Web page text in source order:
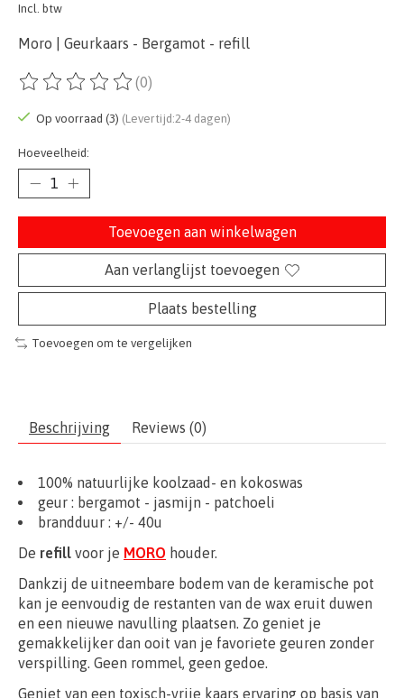
Incl. btw
Moro | Geurkaars - Bergamot - refill
De beoordeling van dit product is
(0)
Op voorraad (3) (Levertijd:2-4 dagen)
Hoeveelheid:
Toevoegen aan winkelwagen
Aan verlanglijst toevoegen
Plaats bestelling
Toevoegen om te vergelijken
Beschrijving Reviews (0)
100% natuurlijke koolzaad- en kokoswas
geur : bergamot - jasmijn - patchoeli
brandduur : +/- 40u
De refill voor je MORO houder.
Dankzij de uitneembare bodem van de keramische pot
kan je eenvoudig de restanten van de wax eruit duwen
en een nieuwe navulling plaatsen. Zo geniet je
gemakkelijker dan ooit van je favoriete geuren zonder
verspilling. Geen rommel, geen gedoe.
Geniet van een toxisch-vrije kaars ervaring op basis van